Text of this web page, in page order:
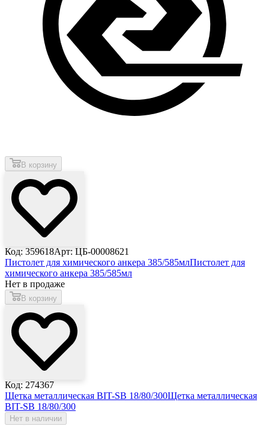
В корзину
Код: 359618Арт: ЦБ-00008621
Пистолет для химического анкера 385/585млПистолет для
химического анкера 385/585мл
Нет в продаже
В корзину
Код: 274367
Щетка металлическая BIT-SB 18/80/300Щетка металлическая
BIT-SB 18/80/300
Нет в наличии